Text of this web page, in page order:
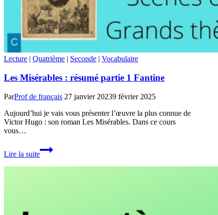
Lecture | Quatrième | Seconde | Vocabulaire
Les Misérables : résumé partie 1 Fantine
ParProf de français 27 janvier 20239 février 2025
Aujourd’hui je vais vous présenter l’œuvre la plus connue de
Victor Hugo : son roman Les Misérables. Dans ce cours
vous…
Lire la suite
Les
Misérables